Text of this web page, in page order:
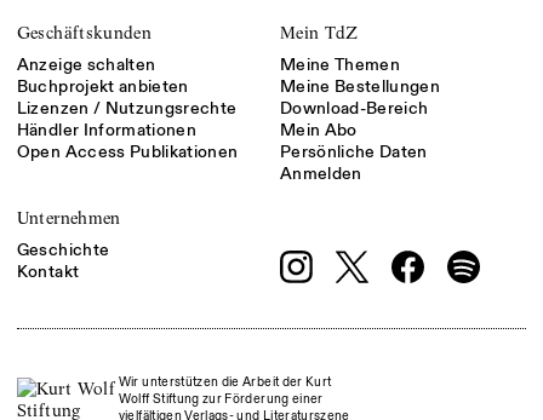
Geschäftskunden
Anzeige schalten
Buchprojekt anbieten
Lizenzen / Nutzungsrechte
Händler Informationen
Open Access Publikationen
Mein TdZ
Meine Themen
Meine Bestellungen
Download-Bereich
Mein Abo
Persönliche Daten
Anmelden
Unternehmen
Geschichte
Kontakt
Wir unterstützen die Arbeit der Kurt
Wolff Stiftung zur Förderung einer
vielfältigen Verlags- und Literaturszene